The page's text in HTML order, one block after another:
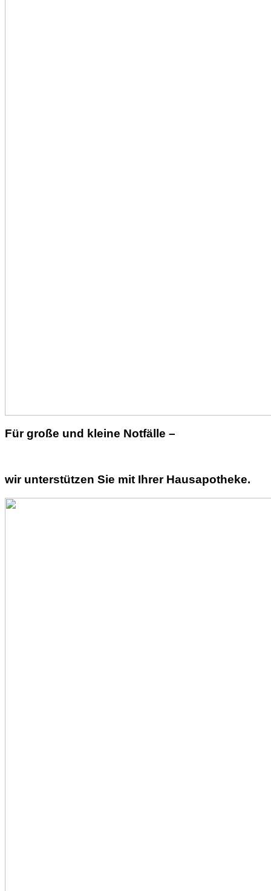
Für große und kleine Notfälle –
wir unterstützen Sie mit Ihrer Hausapotheke.